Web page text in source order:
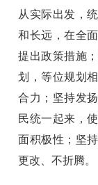
从实际出发，
和长远，在全
提出政策措施
划，等位规划
合力；坚持发
民统一起来，
面积极性；坚
更改、不折腾。